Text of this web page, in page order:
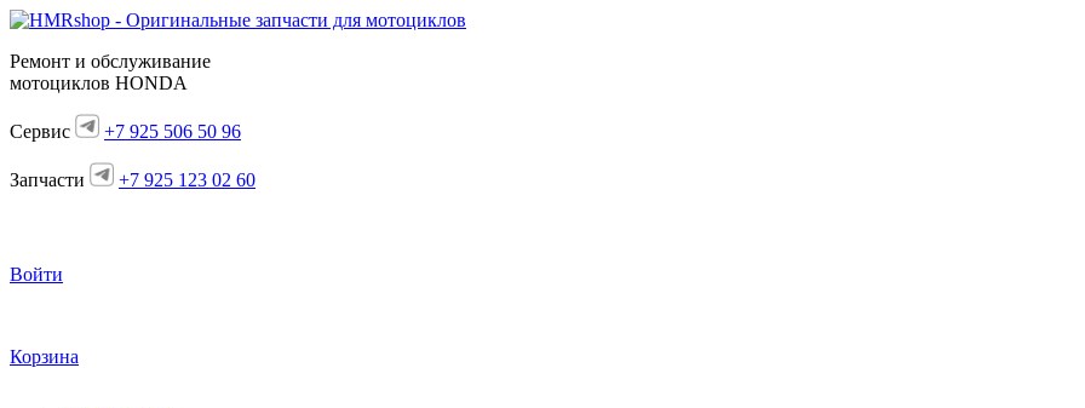
Ремонт и обслуживание
мотоциклов HONDA
Сервис +7 925 506 50 96
Запчасти +7 925 123 02 60
Войти
Корзина